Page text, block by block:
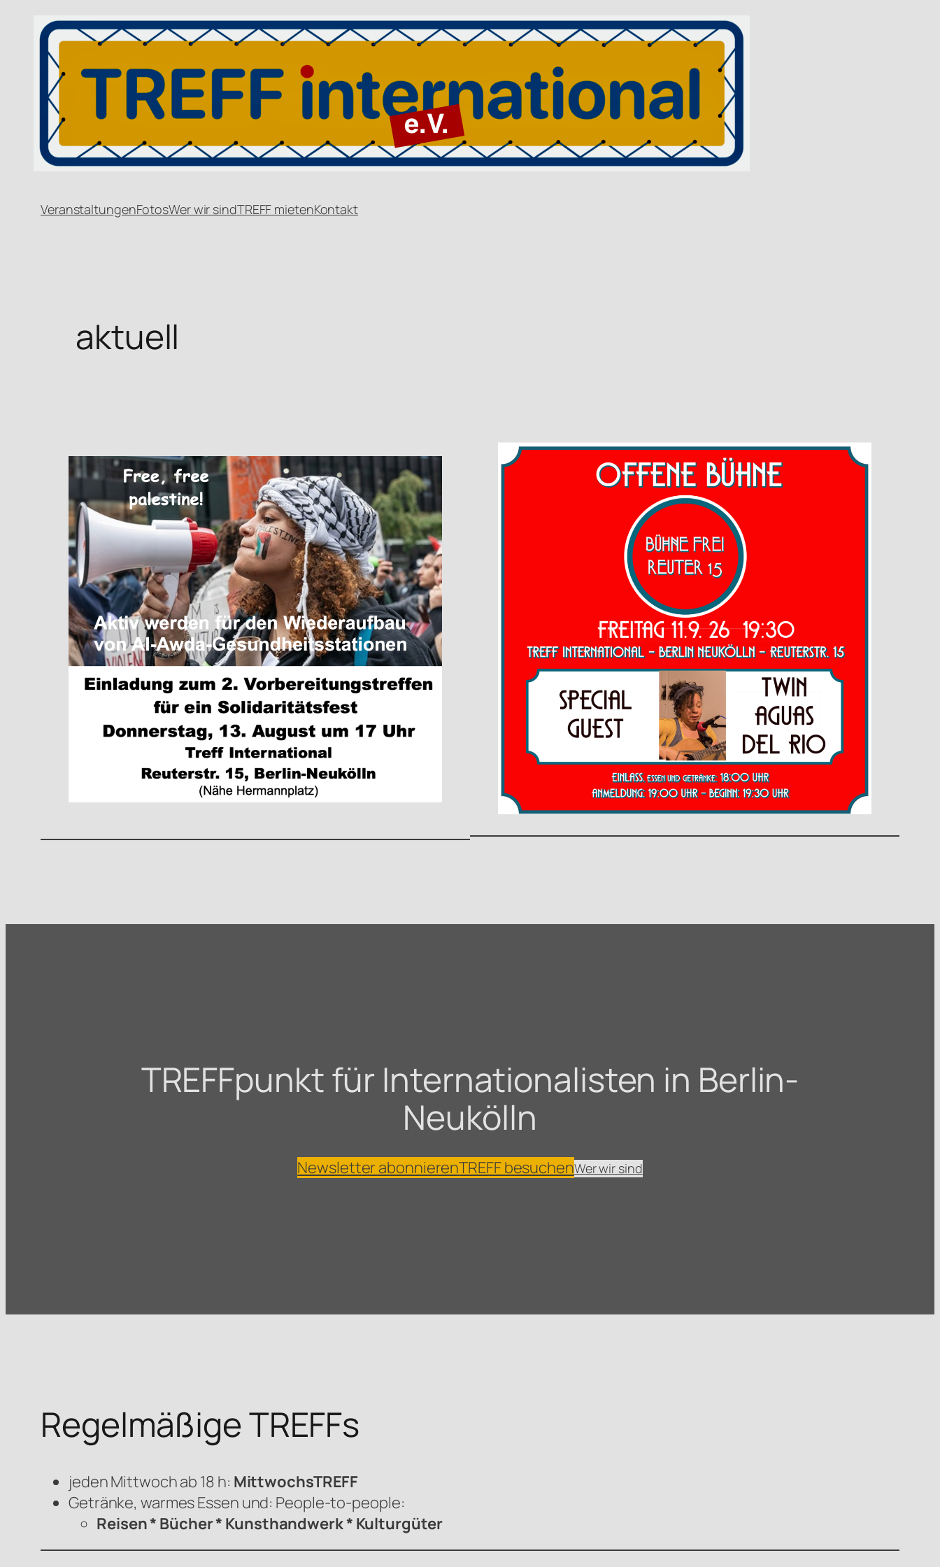
VeranstaltungenFotosWer wir sindTREFF mietenKontakt
aktuell
TREFFpunkt für Internationalisten in Berlin-
Neukölln
Newsletter abonnierenTREFF besuchenWer wir sind
Regelmäßige TREFFs
jeden Mittwoch ab 18 h: MittwochsTREFF
Getränke, warmes Essen und: People-to-people:
Reisen * Bücher * Kunsthandwerk * Kulturgüter